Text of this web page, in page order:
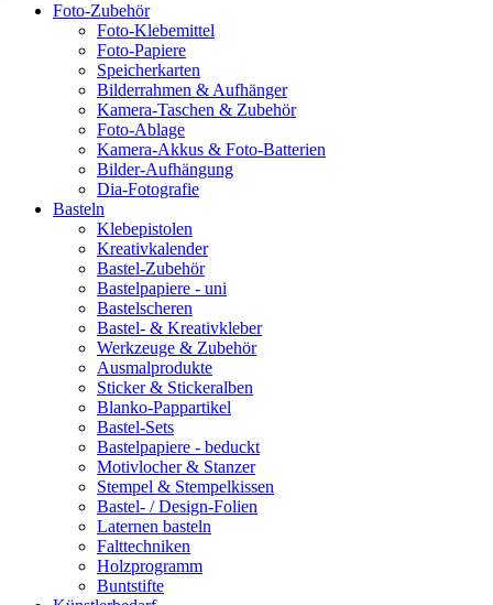
Foto-Zubehör
Foto-Klebemittel
Foto-Papiere
Speicherkarten
Bilderrahmen & Aufhänger
Kamera-Taschen & Zubehör
Foto-Ablage
Kamera-Akkus & Foto-Batterien
Bilder-Aufhängung
Dia-Fotografie
Basteln
Klebepistolen
Kreativkalender
Bastel-Zubehör
Bastelpapiere - uni
Bastelscheren
Bastel- & Kreativkleber
Werkzeuge & Zubehör
Ausmalprodukte
Sticker & Stickeralben
Blanko-Pappartikel
Bastel-Sets
Bastelpapiere - beduckt
Motivlocher & Stanzer
Stempel & Stempelkissen
Bastel- / Design-Folien
Laternen basteln
Falttechniken
Holzprogramm
Buntstifte